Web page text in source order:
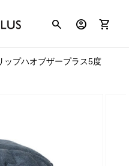
search account_circle shopping_cart
ップハオブザープラス5度